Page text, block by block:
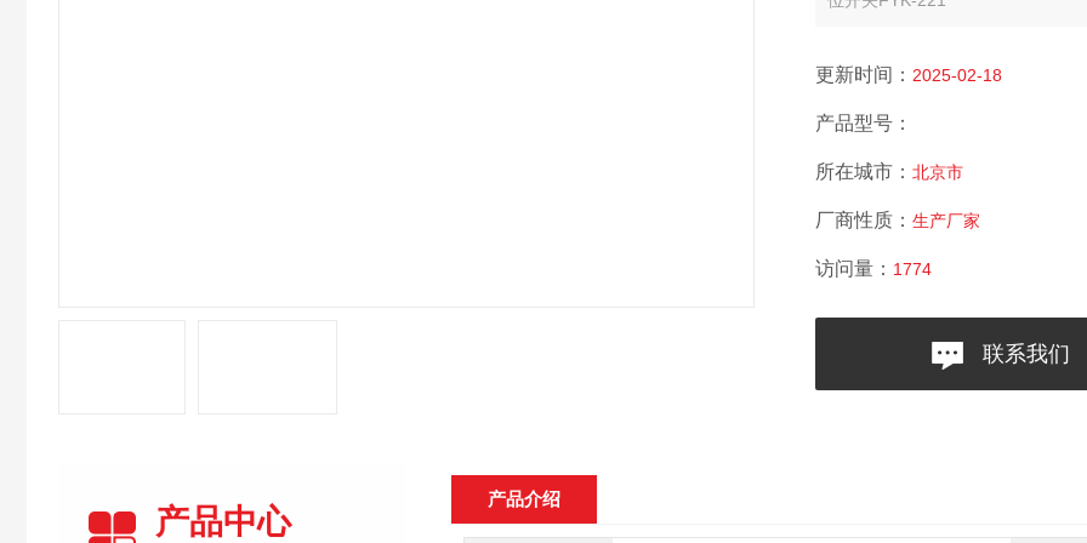
更新时间： 2025-02-18
产品型号：
所在城市： 北京市
厂商性质： 生产厂家
访问量： 1774
联系我们
产品中心
产品介绍